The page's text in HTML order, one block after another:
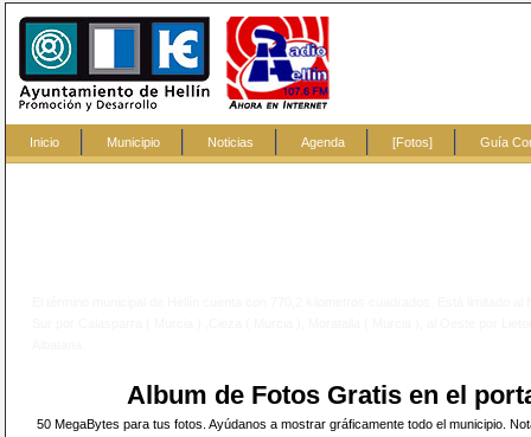
Inicio Municipio Noticias Agenda [Fotos] Guía
Album de Fotos Gratis en el
50 MegaBytes para tus fotos. Ayúdanos a mostrar gráficamente todo el municipio.